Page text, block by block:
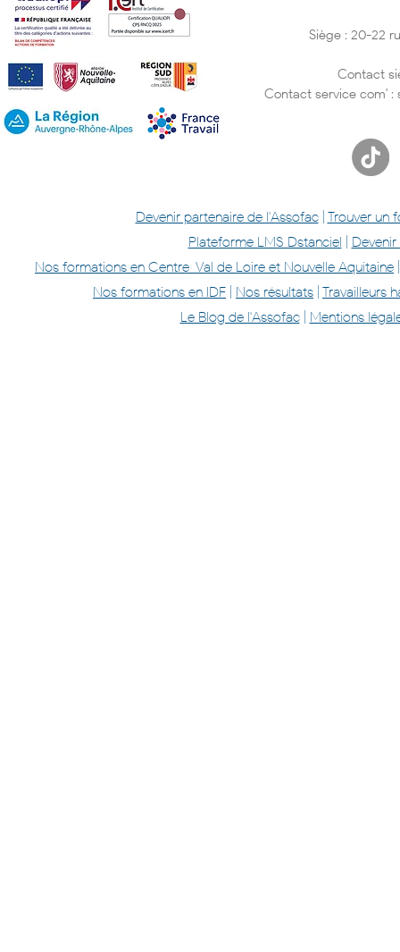
À la découverte des médias
Tours !
Anglais à
Bouchra
Siège : 20-22
Contact
Contact service com' :
Devenir partenaire de l'Assofac Trouver un
Plateforme LMS Dstanciel
Nos formations en Centre-Val de Loire et Nouvelle Aquitaine
Nos formations en IDF
Nos résultats Travailleurs
Le Blog de l'Assofac
Mentions